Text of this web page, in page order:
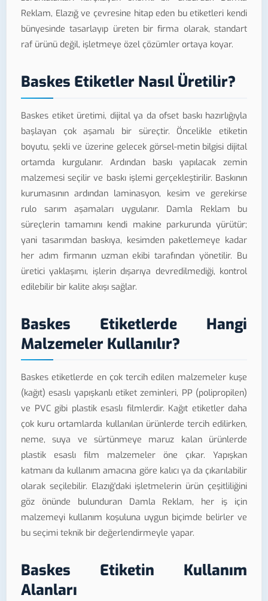
Reklam, Elazığ ve çevresine hitap eden bu etiketleri kendi
bünyesinde tasarlayıp üreten bir firma olarak, standart
raf ürünü değil, işletmeye özel çözümler ortaya koyar.
Baskes Etiketler Nasıl Üretilir?
Baskes etiket üretimi, dijital ya da ofset baskı hazırlığıyla
başlayan çok aşamalı bir süreçtir. Öncelikle etiketin
boyutu, şekli ve üzerine gelecek görsel-metin bilgisi dijital
ortamda kurgulanır. Ardından baskı yapılacak zemin
malzemesi seçilir ve baskı işlemi gerçekleştirilir. Baskının
kurumasının ardından laminasyon, kesim ve gerekirse
rulo sarım aşamaları uygulanır. Damla Reklam bu
süreçlerin tamamını kendi makine parkurunda yürütür;
yani tasarımdan baskıya, kesimden paketlemeye kadar
her adım firmanın uzman ekibi tarafından yönetilir. Bu
üretici yaklaşımı, işlerin dışarıya devredilmediği, kontrol
edilebilir bir kalite akışı sağlar.
Baskes Etiketlerde Hangi
Malzemeler Kullanılır?
Baskes etiketlerde en çok tercih edilen malzemeler kuşe
(kağıt) esaslı yapışkanlı etiket zeminleri, PP (polipropilen)
ve PVC gibi plastik esaslı filmlerdir. Kağıt etiketler daha
çok kuru ortamlarda kullanılan ürünlerde tercih edilirken,
neme, suya ve sürtünmeye maruz kalan ürünlerde
plastik esaslı film malzemeler öne çıkar. Yapışkan
katmanı da kullanım amacına göre kalıcı ya da çıkarılabilir
olarak seçilebilir. Elazığ'daki işletmelerin ürün çeşitliliğini
göz önünde bulunduran Damla Reklam, her iş için
malzemeyi kullanım koşuluna uygun biçimde belirler ve
bu seçimi teknik bir değerlendirmeyle yapar.
Baskes Etiketin Kullanım
Alanları